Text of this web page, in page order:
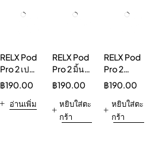
RELX Pod
Pro 2 เปป
เปอร์มินต์
5%
฿190.00
อ่านเพิ่ม
RELX Pod
Pro 2 มิ้นต์
ฟรีซ 5%
฿190.00
หยิบใส่ตะ
กร้า
RELX Pod
Pro 2
Hibiscus
Ice Tea
3%
Vapeinthai
฿190.00
หยิบใส่ตะ
กร้า